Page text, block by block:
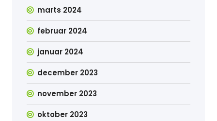
marts 2024
februar 2024
januar 2024
december 2023
november 2023
oktober 2023